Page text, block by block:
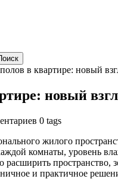
в квартире: новый
новый
0 tags
жилого
комнаты, уровень
расширить
и практичное